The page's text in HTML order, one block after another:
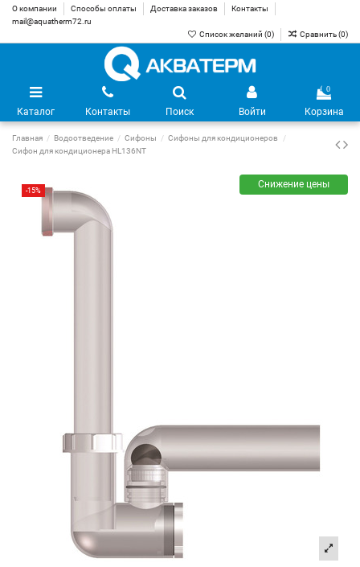
О компании Способы оплаты Доставка заказов
Контакты
mail@aquatherm72.ru
Список желаний (0) Сравнить (0)
Каталог Контакты Поиск Войти
0
Корзина
Главная Водоотведение Сифоны
Сифоны для кондиционеров
Сифон для кондиционера HL136NT
-15%
Снижение цены